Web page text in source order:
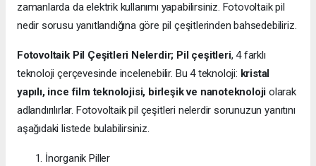
zamanlarda da elektrik kullanımı yapabilirsiniz. Fotovoltaik pil
nedir sorusu yanıtlandığına göre pil çeşitlerinden bahsedebiliriz.
Fotovoltaik Pil Çeşitleri Nelerdir; Pil çeşitleri, 4 farklı
teknoloji çerçevesinde incelenebilir. Bu 4 teknoloji: kristal
yapılı, ince film teknolojisi, birleşik ve nanoteknoloji olarak
adlandırılırlar. Fotovoltaik pil çeşitleri nelerdir sorunuzun yanıtını
aşağıdaki listede bulabilirsiniz.
İnorganik Piller